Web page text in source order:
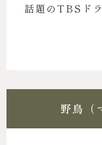
話題のTBSド
野鳥（